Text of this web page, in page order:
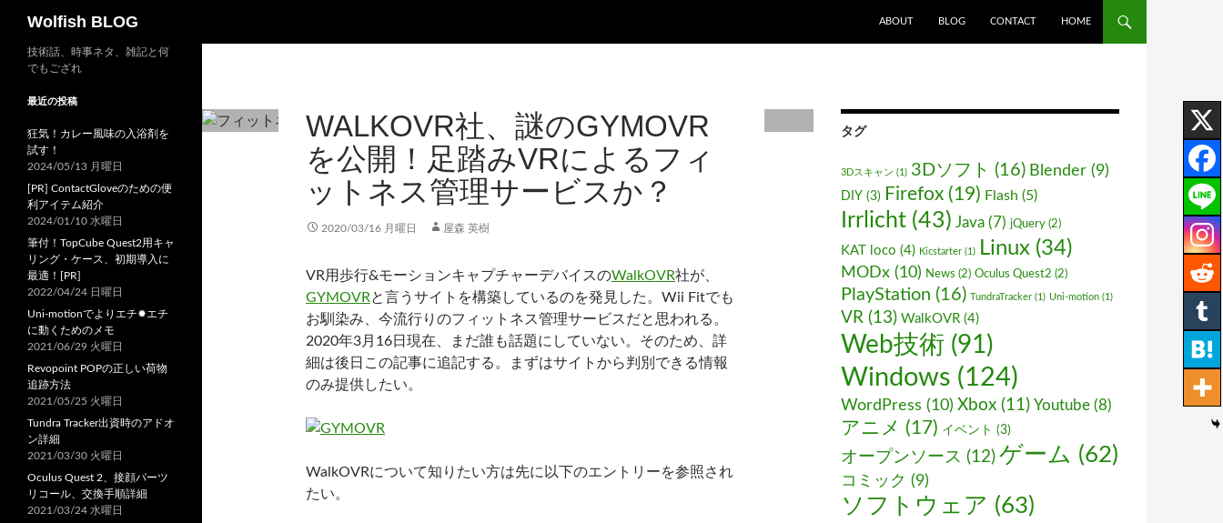
Wolfish BLOG ABOUT BLOG CONTACT HOME
WALKOVR社、謎のGYMOVR
を公開！足踏みVRによるフィ
ットネス管理サービスか？
2020/03/16 月曜日 屋森 英樹
VR用歩行&モーションキャプチャーデバイスのWalkOVR社が、
GYMOVRと言うサイトを構築しているのを発見した。Wii Fitでも
お馴染み、今流行りのフィットネス管理サービスだと思われる。
2020年3月16日現在、まだ誰も話題にしていない。そのため、詳
細は後日この記事に追記する。まずはサイトから判別できる情報
のみ提供したい。
WalkOVRについて知りたい方は先に以下のエントリーを参照され
たい。
タグ
3Dスキャン (1) 3Dソフト (16) Blender (9)
DIY (3) Firefox (19) Flash (5)
Irrlicht (43) Java (7) jQuery (2)
KAT loco (4) Kicstarter (1) Linux (34)
MODx (10) News (2) Oculus Quest2 (2)
PlayStation (16) TundraTracker (1) Uni-motion (1)
VR (13) WalkOVR (4)
Web技術 (91)
Windows (124)
WordPress (10) Xbox (11) Youtube (8)
アニメ (17) イベント (3)
オープンソース (12) ゲーム (62)
コミック (9)
ソフトウェア (63)
技術話、時事ネタ、雑記と何
でもござれ
最近の投稿
狂気！カレー風味の入浴剤を
試す！
2024/05/13 月曜日
[PR] ContactGloveのための便
利アイテム紹介
2024/01/10 水曜日
筆付！TopCube Quest2用キャ
リング・ケース、初期導入に
最適！[PR]
2022/04/24 日曜日
Uni-motionでよりエチ✹エチ
に動くためのメモ
2021/06/29 火曜日
Revopoint POPの正しい荷物
追跡方法
2021/05/25 火曜日
Tundra Tracker出資時のアドオ
ン詳細
2021/03/30 火曜日
Oculus Quest 2、接顔パーツ
リコール、交換手順詳細
2021/03/24 水曜日